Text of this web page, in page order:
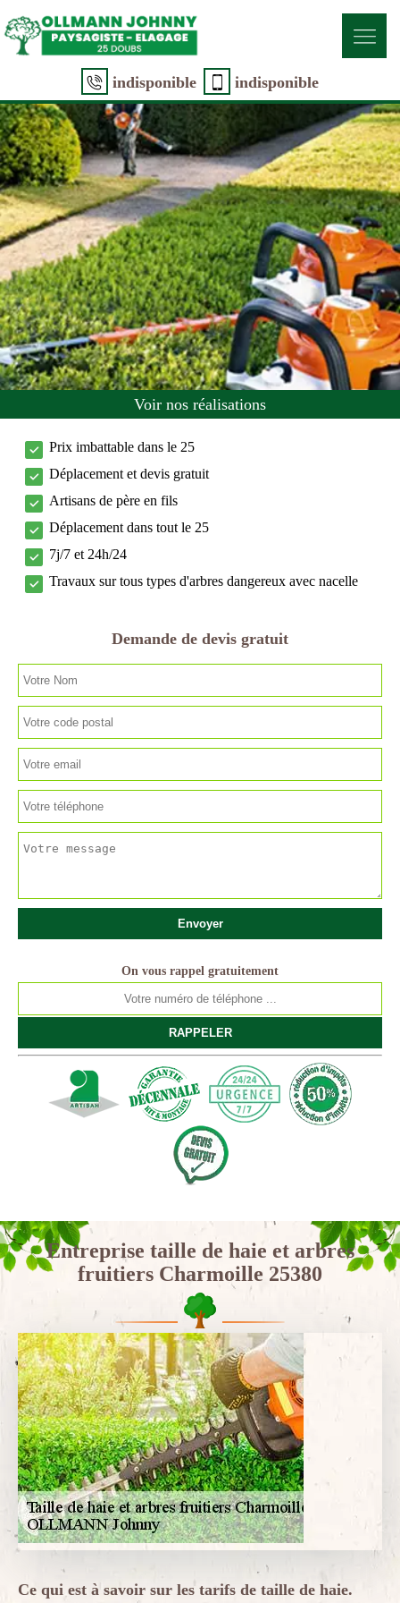
indisponible indisponible
Voir nos réalisations
Prix imbattable dans le 25
Déplacement et devis gratuit
Artisans de père en fils
Déplacement dans tout le 25
7j/7 et 24h/24
Travaux sur tous types d'arbres dangereux avec nacelle
Demande de devis gratuit
On vous rappel gratuitement
Entreprise taille de haie et arbres
fruitiers Charmoille 25380
Ce qui est à savoir sur les tarifs de taille de haie.